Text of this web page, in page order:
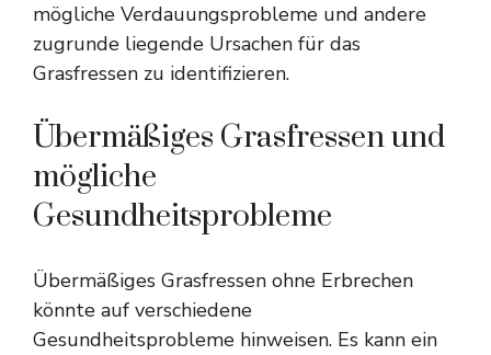
mögliche Verdauungsprobleme und andere
zugrunde liegende Ursachen für das
Grasfressen zu identifizieren.
Übermäßiges Grasfressen und
mögliche
Gesundheitsprobleme
Übermäßiges Grasfressen ohne Erbrechen
könnte auf verschiedene
Gesundheitsprobleme hinweisen. Es kann ein